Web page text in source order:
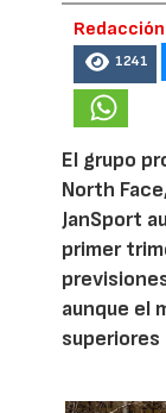
1241
El grupo
North
JanSport
primer
aunque el
superiores